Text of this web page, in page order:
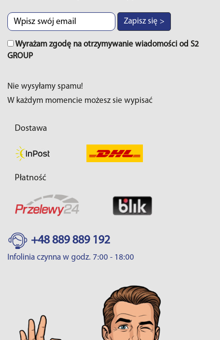
Zapisz się >
Wyrażam zgodę na otrzymywanie wiadomości od S2
GROUP
Nie wysyłamy spamu!
W każdym momencie możesz sie wypisać
Dostawa
Płatność
+48 889 889 192
Infolinia czynna w godz. 7:00 - 18:00